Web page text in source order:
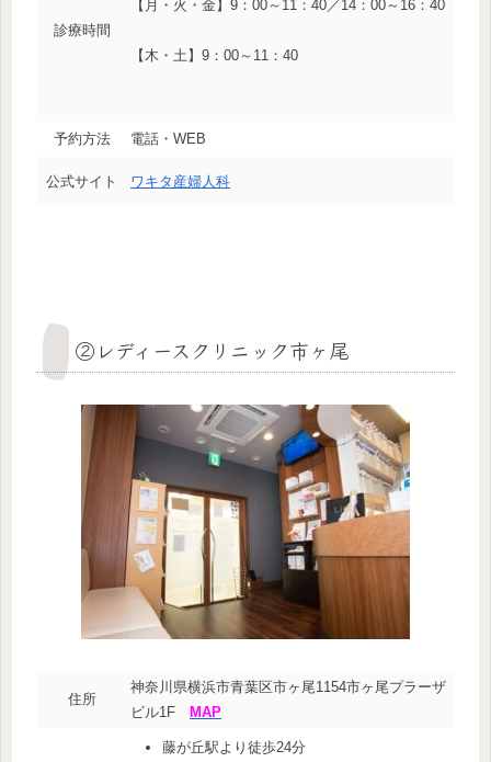
診療時間
【月・火・金】9：00～11：40／14：00～16：40
【木・土】9：00～11：40
予約方法 電話・WEB
公式サイト ワキタ産婦人科
②レディースクリニック市ヶ尾
住所
神奈川県横浜市青葉区市ヶ尾1154市ヶ尾プラーザ
ビル1F
MAP
藤が丘駅より徒歩24分